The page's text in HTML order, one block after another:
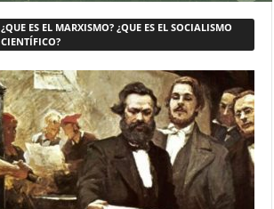
¿QUE ES EL MARXISMO? ¿QUE ES EL SOCIALISMO
CIENTÍFICO?